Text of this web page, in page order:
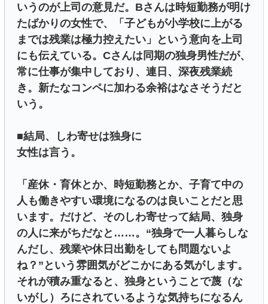
いうのが上司の意見だ。Bさんは時短勤務が明け
たばかりの女性で、「子どもが小学校に上がる
までは残業は極力控えたい」という意向を上司
にも伝えている。Cさんは同期の独身男性だが、
常に仕事が集中しており、連日、深夜残業続
き。新たなコンペに加わる余裕はなさそうだと
いう。
■結局、しわ寄せは独身に
女性は言う。
「産休・育休とか、時短勤務とか、子育て中の
人も働きやすい環境になるのは良いことだと思
います。だけど、そのしわ寄せって結局、独身
の人に来がちだなと……。“独身で一人暮らしな
んだし、残業や休日出勤をしても問題ないよ
ね？”という雰囲気がどこかにある気がします。
それが積み重なると、独身ということで蔑（な
いがし）ろにされているような気持ちになるん